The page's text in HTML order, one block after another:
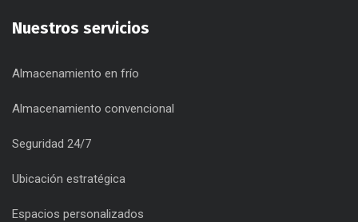
Nuestros servicios
Almacenamiento en frío
Almacenamiento convencional
Seguridad 24/7
Ubicación estratégica
Espacios personalizados